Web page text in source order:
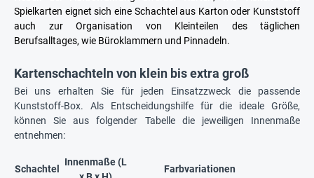
Spielkarten eignet sich eine Schachtel aus Karton oder Kunststoff
auch zur Organisation von Kleinteilen des täglichen
Berufsalltages, wie Büroklammern und Pinnadeln.
Kartenschachteln von klein bis extra groß
Bei uns erhalten Sie für jeden Einsatzzweck die passende
Kunststoff-Box. Als Entscheidungshilfe für die ideale Größe,
können Sie aus folgender Tabelle die jeweiligen Innenmaße
entnehmen:
Schachtel
Innenmaße (L
Farbvariationen